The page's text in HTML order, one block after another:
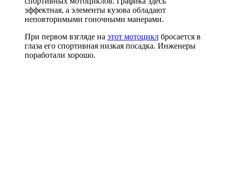
эффектная, а элементы кузова обладают
неповторимыми гоночными манерами.
При первом взгляде на этот мотоцикл бросается в
глаза его спортивная низкая посадка. Инженеры
поработали хорошо.